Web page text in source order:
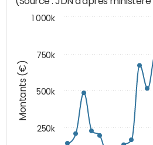
Montants (€)
250k
500k
750k
1 000k